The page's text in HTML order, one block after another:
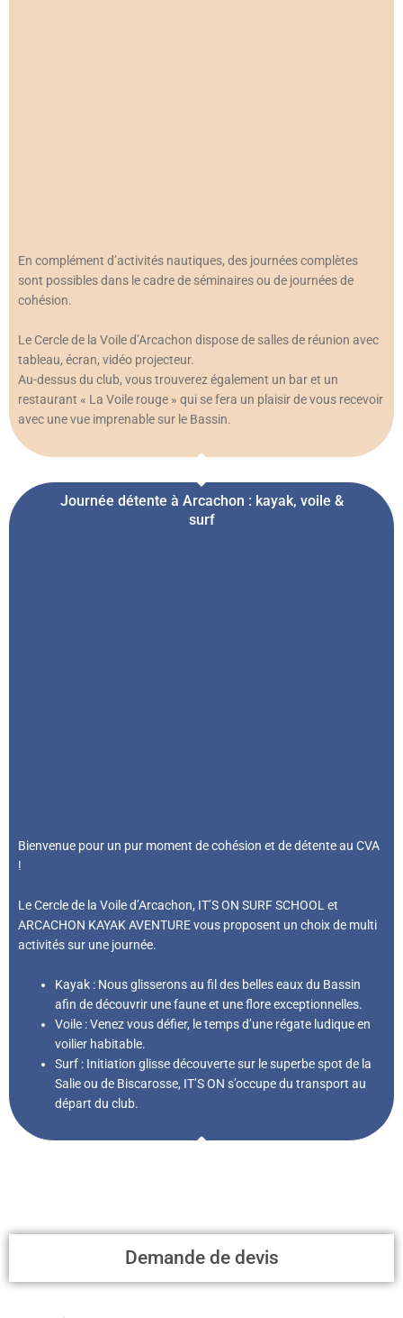
En complément d’activités nautiques, des journées complètes
sont possibles dans le cadre de séminaires ou de journées de
cohésion.
Le Cercle de la Voile d’Arcachon dispose de salles de réunion avec
tableau, écran, vidéo projecteur.
Au-dessus du club, vous trouverez également un bar et un
restaurant « La Voile rouge » qui se fera un plaisir de vous recevoir
avec une vue imprenable sur le Bassin.
Journée détente à Arcachon : kayak, voile &
surf
Bienvenue pour un pur moment de cohésion et de détente au CVA
!
Le Cercle de la Voile d’Arcachon, IT’S ON SURF SCHOOL et
ARCACHON KAYAK AVENTURE vous proposent un choix de multi
activités sur une journée.
Kayak : Nous glisserons au fil des belles eaux du Bassin
afin de découvrir une faune et une flore exceptionnelles.
Voile : Venez vous défier, le temps d’une régate ludique en
voilier habitable.
Surf : Initiation glisse découverte sur le superbe spot de la
Salie ou de Biscarosse, IT’S ON s’occupe du transport au
départ du club.
Demande de devis